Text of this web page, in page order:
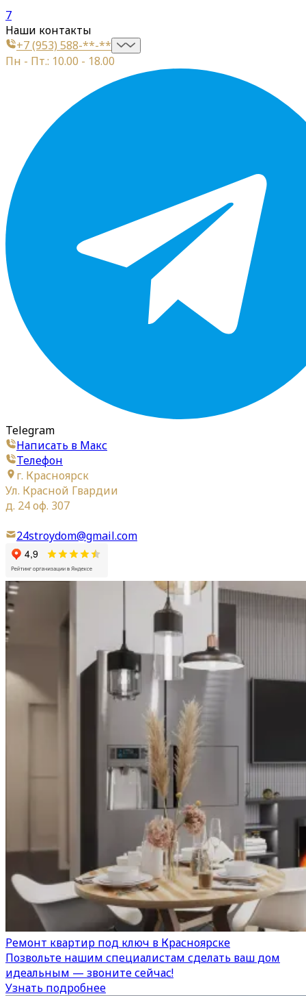
7
Наши контакты
+7 (953) 588-**-**
Пн - Пт.: 10.00 - 18.00
Telegram
Написать в Макс
Телефон
г. Красноярск
Ул. Красной Гвардии
д. 24 оф. 307
24stroydom@gmail.com
Ремонт квартир под ключ в Красноярске
Позвольте нашим специалистам сделать ваш дом
идеальным — звоните сейчас!
Узнать подробнее